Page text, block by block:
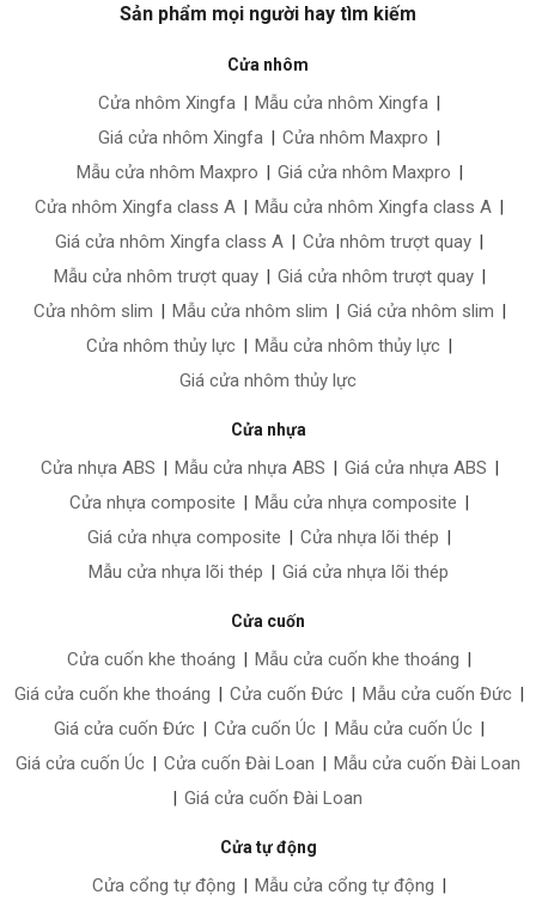
Sản phẩm mọi người hay tìm kiếm
Cửa nhôm
Cửa nhôm Xingfa | Mẫu cửa nhôm Xingfa |
Giá cửa nhôm Xingfa | Cửa nhôm Maxpro |
Mẫu cửa nhôm Maxpro | Giá cửa nhôm Maxpro |
Cửa nhôm Xingfa class A | Mẫu cửa nhôm Xingfa class A |
Giá cửa nhôm Xingfa class A | Cửa nhôm trượt quay |
Mẫu cửa nhôm trượt quay | Giá cửa nhôm trượt quay |
Cửa nhôm slim | Mẫu cửa nhôm slim | Giá cửa nhôm slim |
Cửa nhôm thủy lực | Mẫu cửa nhôm thủy lực |
Giá cửa nhôm thủy lực
Cửa nhựa
Cửa nhựa ABS | Mẫu cửa nhựa ABS | Giá cửa nhựa ABS |
Cửa nhựa composite | Mẫu cửa nhựa composite |
Giá cửa nhựa composite | Cửa nhựa lõi thép |
Mẫu cửa nhựa lõi thép | Giá cửa nhựa lõi thép
Cửa cuốn
Cửa cuốn khe thoáng | Mẫu cửa cuốn khe thoáng |
Giá cửa cuốn khe thoáng | Cửa cuốn Đức | Mẫu cửa cuốn Đức |
Giá cửa cuốn Đức | Cửa cuốn Úc | Mẫu cửa cuốn Úc |
Giá cửa cuốn Úc | Cửa cuốn Đài Loan | Mẫu cửa cuốn Đài Loan
| Giá cửa cuốn Đài Loan
Cửa tự động
Cửa cổng tự động | Mẫu cửa cổng tự động |